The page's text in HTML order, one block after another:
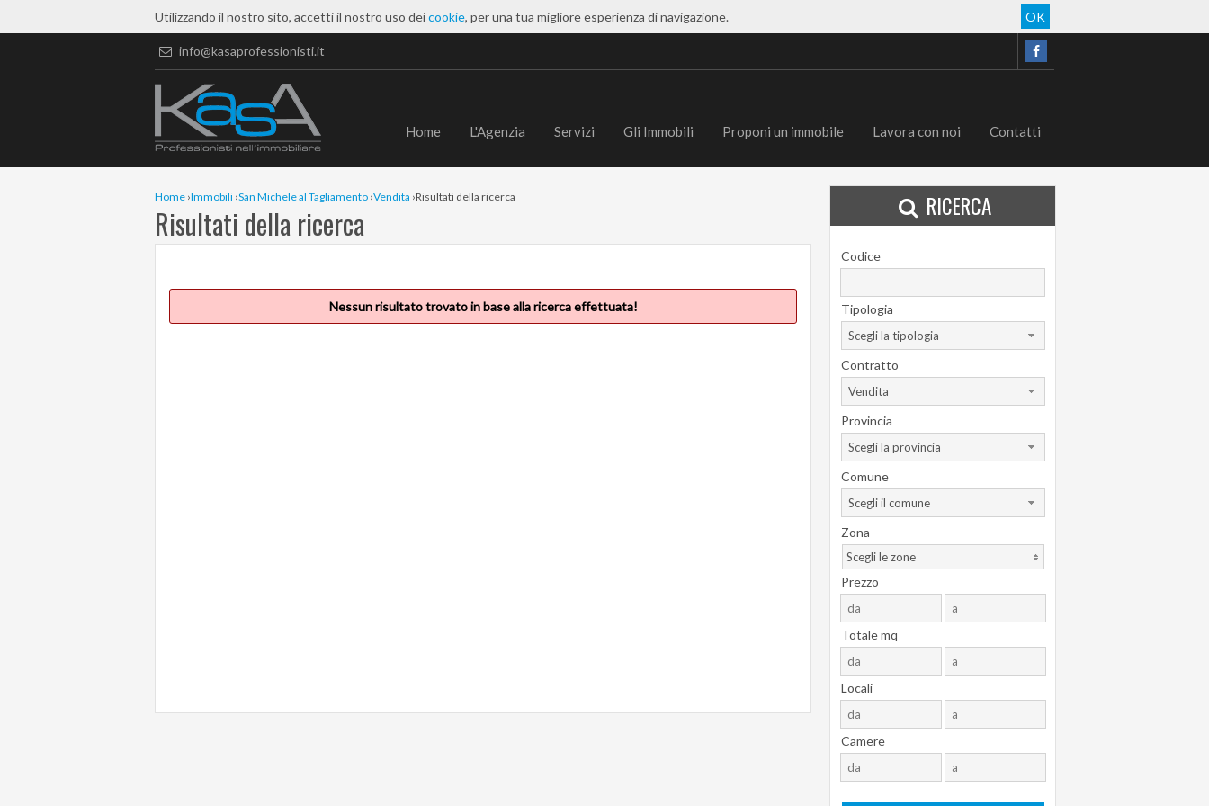
Utilizzando il nostro sito, accetti il nostro uso deicookie, per una tua migliore esperienza di navigazione. OK
info@kasaprofessionisti.it
Home L'Agenzia Servizi Gli Immobili Proponi un immobile Lavora con noi Contatti
Home ›Immobili ›San Michele al Tagliamento ›Vendita ›Risultati della ricerca
Risultati della ricerca
Nessun risultato trovato in base alla ricerca effettuata!
RICERCA
Codice
Tipologia
Scegli la tipologia
Contratto
Vendita
Provincia
Scegli la provincia
Comune
Scegli il comune
Zona
Scegli le zone
Prezzo
Totale mq
Locali
Camere